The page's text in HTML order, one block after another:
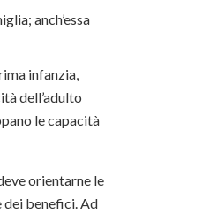
anch’essa
infanzia,
dell’adulto
le capacità
orientarne le
benefici. Ad